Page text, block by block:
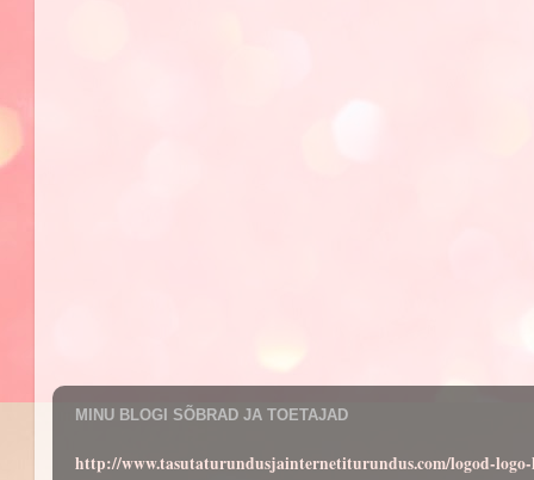
MINU BLOGI SÕBRAD JA TOETAJAD
http://www.tasutaturundusjainternetiturundus.com/logod-